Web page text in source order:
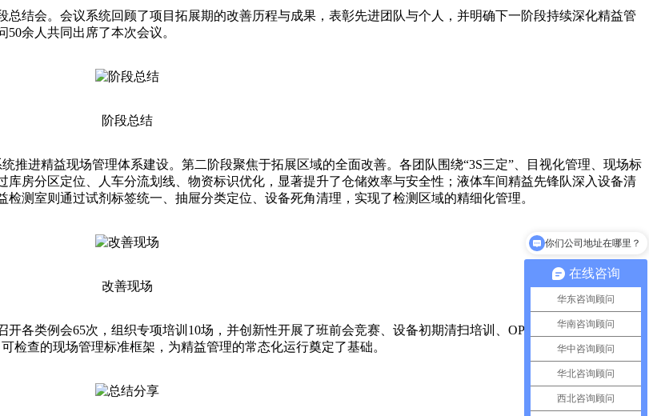
会。会议系统回顾了项目拓展期的改善历程与成果，表彰先进团队与个人，并明确下一阶段持续深化精益管
余人共同出席了本次会议。
阶段总结
进精益现场管理体系建设。第二阶段聚焦于拓展区域的全面改善。各团队围绕“3S三定”、目视化管理、现场标
房分区定位、人车分流划线、物资标识优化，显著提升了仓储效率与安全性；液体车间精益先锋队深入设备清
测室则通过试剂标签统一、抽屉分类定位、设备死角清理，实现了检测区域的精细化管理。
改善现场
类例会65次，组织专项培训10场，并创新性开展了班前会竞赛、设备初期清扫培训、OPL单点课程编制等活
检查的现场管理标准框架，为精益管理的常态化运行奠定了基础。
在线咨询
华东咨询顾问
华南咨询顾问
华中咨询顾问
华北咨询顾问
西北咨询顾问
你们公司地址在哪里？